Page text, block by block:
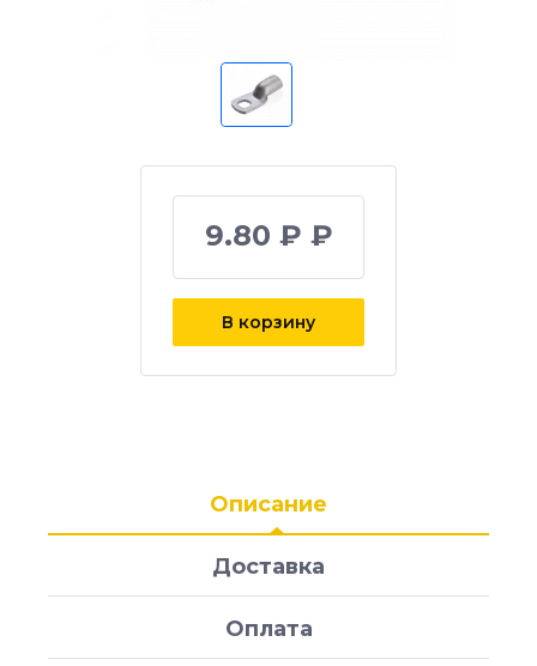
9.80 ₽ ₽
В корзину
Описание
Доставка
Оплата